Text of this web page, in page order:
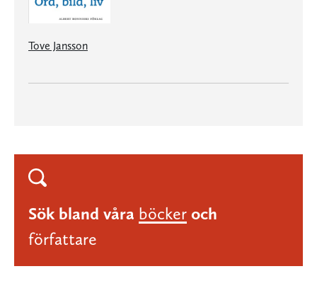
Tove Jansson
Sök bland våra böcker och
författare